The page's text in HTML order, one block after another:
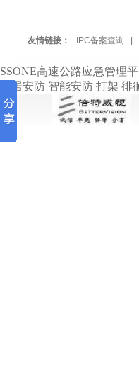
友情链接： IPC备案查询
SSONE高速公路应急管理
家居安防 智能安防 打架